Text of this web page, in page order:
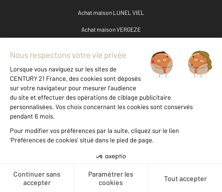
Téléphoner
Achat maison LUNEL VIEL
Achat maison VERGEZE
Achat maison VAUVERT
Achat maison LANSARGUES
Autres maisons a vendre à MARSILLARGUES (34590)